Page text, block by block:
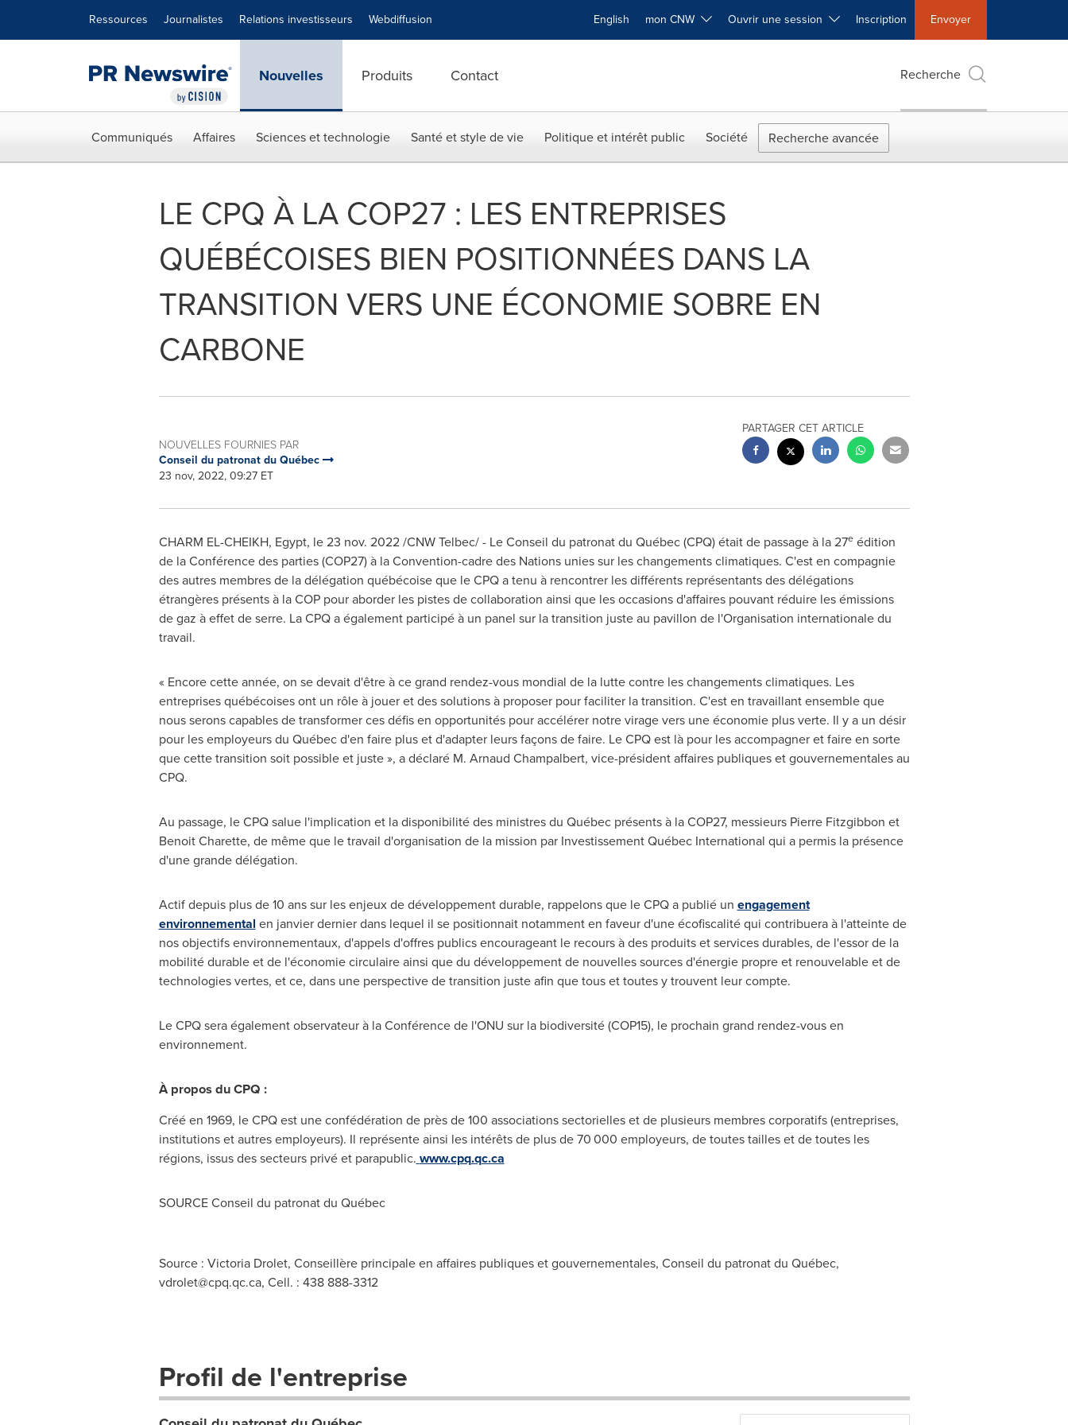
Ressources Journalistes Relations investisseurs Webdiffusion English mon CNW Ouvrir une session Inscription Envoyer
Nouvelles Produits Contact Recherche
Communiqués Affaires Sciences et technologie Santé et style de vie Politique et intérêt public Société Recherche avancée
LE CPQ À LA COP27 : LES ENTREPRISES
QUÉBÉCOISES BIEN POSITIONNÉES DANS LA
TRANSITION VERS UNE ÉCONOMIE SOBRE EN
CARBONE
NOUVELLES FOURNIES PAR
Conseil du patronat du Québec
23 nov, 2022, 09:27 ET
PARTAGER CET ARTICLE
CHARM EL-CHEIKH, Egypt, le23 nov. 2022/CNW Telbec/ - Le Conseil du patronat du Québec (CPQ) était de passage à la 27eédition
de la Conférence des parties(COP27)à la Convention-cadre des Nations unies sur les changements climatiques. C'est en compagnie
des autres membres de la délégation québécoise que le CPQ a tenu à rencontrer les différents représentants des délégations
étrangères présents à la COP pour aborder les pistes de collaboration ainsi que les occasions d'affaires pouvant réduire les émissions
de gaz à effet de serre. La CPQ a également participé à un panel sur la transition juste au pavillon de l'Organisation internationale du
travail.
« Encore cette année, on se devait d'être à ce grand rendez-vous mondial de la lutte contre les changements climatiques. Les
entreprises québécoises ont un rôle à jouer et des solutions à proposer pour faciliter la transition. C'est en travaillant ensemble que
nous serons capables de transformer ces défis en opportunités pour accélérer notre virage vers une économie plus verte. Il y a un désir
pour les employeurs du Québec d'en faire plus et d'adapter leurs façons de faire. Le CPQ est là pour les accompagner et faire en sorte
que cette transition soit possible et juste », a déclaré M. Arnaud Champalbert, vice-président affaires publiques et gouvernementales au
CPQ.
Au passage, le CPQ salue l'implication et la disponibilité des ministres du Québec présents à laCOP27, messieurs Pierre Fitzgibbon et
Benoit Charette, de même que le travail d'organisation de la mission par Investissement Québec International qui a permis la présence
d'une grande délégation.
Actif depuis plus de 10 ans sur les enjeux de développement durable, rappelons que le CPQ a publié un engagement
environnemental en janvier dernier dans lequel il se positionnait notamment en faveur d'une écofiscalité qui contribuera à l'atteinte de
nos objectifs environnementaux, d'appels d'offres publics encourageant le recours à des produits et services durables, de l'essor de la
mobilité durable et de l'économie circulaire ainsi que du développement de nouvelles sources d'énergie propre et renouvelable et de
technologies vertes, et ce, dans une perspective de transition juste afin que tous et toutes y trouvent leur compte.
Le CPQ sera également observateur à la Conférence de l'ONU sur la biodiversité(COP15), le prochain grand rendez-vous en
environnement.
À propos du CPQ :
Créé en 1969, le CPQ est une confédération de près de 100 associations sectorielles et de plusieurs membres corporatifs (entreprises,
institutions et autres employeurs). Il représente ainsi les intérêts de plus de 70 000 employeurs, de toutes tailles et de toutes les
régions, issus des secteurs privé et parapublic. www.cpq.qc.ca
SOURCE Conseil du patronat du Québec
Source : Victoria Drolet, Conseillère principale en affaires publiques et gouvernementales, Conseil du patronat du Québec,
vdrolet@cpq.qc.ca, Cell. : 438 888-3312
Profil de l'entreprise